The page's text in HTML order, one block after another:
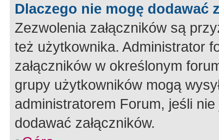
Dlaczego nie mogę dodawać
Zezwolenia załączników są
też użytkownika. Administrator
załączników w określonym
grupy użytkowników mogą
administratorem Forum, jeśli
dodawać załączników.